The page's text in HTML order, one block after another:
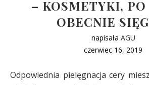
– KOSMETYKI,
OBECNIE
napisała AGU
czerwiec 16, 2019
Odpowiednia pielęgnacja cery